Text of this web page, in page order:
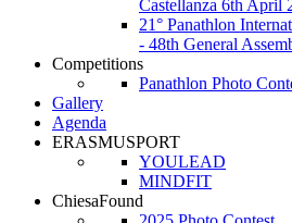
Castellanza 6th April
21° Panathlon
- 48th General
Competitions
Panathlon Photo
Gallery
Agenda
ERASMUSPORT
YOULEAD
MINDFIT
ChiesaFound